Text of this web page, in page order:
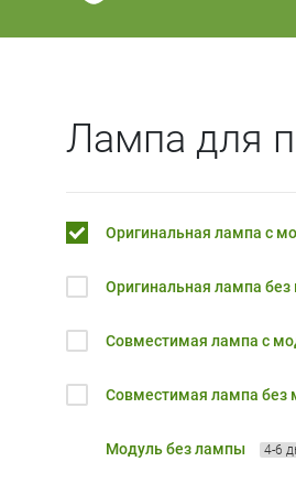
Лампа для
Оригинальная лампа с
Оригинальная лампа без
Совместимая лампа с
Совместимая лампа без
Модуль без лампы 4-6